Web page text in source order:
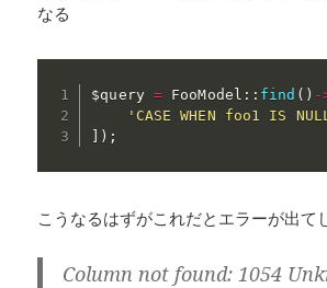
なる
$query = FooModel : : find ( ) -
'CASE WHEN foo1 IS
) ;
こうなるはずがこれだとエラーが出て
Column not found: 1054